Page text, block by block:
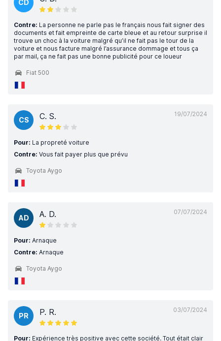
CD
Contre: La personne ne parle pas le français nous fait signer des
documents et fait empreinte de carte bleue et au retour surprise il
trouve un choc à la voiture malgré qu’il ne fait pas le tour de la
voiture et nous facture malgré l’assurance dommage et tous ça
par mail, ça ne fait pas une bonne publicité pour ce loueur
Fiat 500
19/07/2024
CS C. S.
Pour: La propreté voiture
Contre: Vous fait payer plus que prévu
Toyota Aygo
07/07/2024
AD A. D.
Pour: Arnaque
Contre: Arnaque
Toyota Aygo
03/07/2024
PR P. R.
Pour: Expérience très positive avec cette société. Tout était clair